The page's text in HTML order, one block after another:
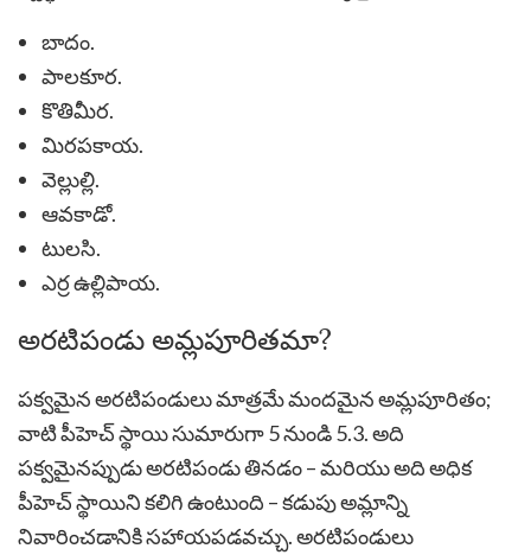
బాదం.
పాలకూర.
కొతిమీర.
మిరపకాయ.
వెల్లుల్లి.
ఆవకాడో.
టులసి.
ఎర్ర ఉల్లిపాయ.
అరటిపండు అమ్లపూరితమా?
పక్వమైన అరటిపండులు మాత్రమే మందమైన అమ్లపూరితం;
వాటి పీహెచ్ స్థాయి సుమారుగా 5 నుండి 5.3. అది
పక్వమైనప్పుడు అరటిపండు తినడం – మరియు అది అధిక
పీహెచ్ స్థాయిని కలిగి ఉంటుంది – కడుపు అమ్లాన్ని
నివారించడానికి సహాయపడవచ్చు. అరటిపండులు